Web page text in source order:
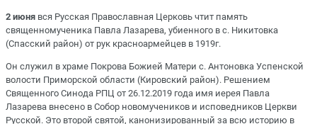
2 июня вся Русская Православная Церковь чтит память
священномученика Павла Лазарева, убиенного в с. Никитовка
(Спасский район) от рук красноармейцев в 1919г.
Он служил в храме Покрова Божией Матери с. Антоновка Успенской
волости Приморской области (Кировский район). Решением
Священного Синода РПЦ от 26.12.2019 года имя иерея Павла
Лазарева внесено в Собор новомучеников и исповедников Церкви
Русской. Это второй святой, канонизированный за всю историю в